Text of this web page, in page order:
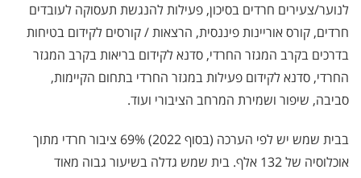
לנוער/צעירים חרדים בסיכון, פעילות להנגשת תעסוקה לעובדים
חרדים, קורס אוריינות פיננסית, הרצאות / קורסים לקידום בטיחות
בדרכים בקרב המגזר החרדי, סדנא לקידום בריאות בקרב המגזר
החרדי, סדנא לקידום פעילות במגזר החרדי בתחום הקיימות,
סביבה, שיפור ושמירת המרחב הציבורי ועוד.
בבית שמש יש לפי הערכה (בסוף 2022) 69% ציבור חרדי מתוך
אוכלוסיה של 132 אלף. בית שמש גדלה בשיעור גבוה מאוד